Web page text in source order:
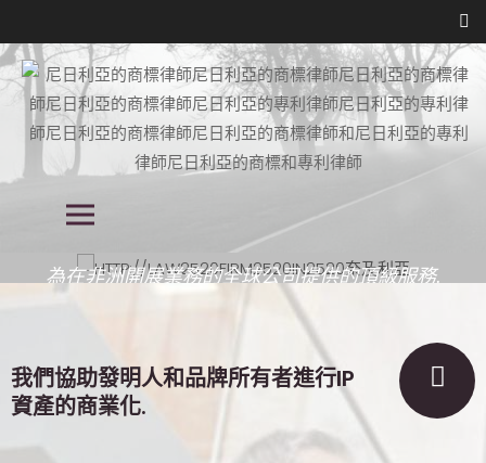
到
內
尼日利亞商標律師事務所, 尼日利亞的
專利律師事務所, 尼日利亞的知識產權
律師事務所,
在尼日利亞, 尼日利亞的知識產權律師事務所
律師事務所在尼日利亞
為在非洲開展業務的全球公司提供的頂級服務.
我們幫助我們的客戶在尼日利亞提供合法的商業
細節
我們協助發明人和品牌所有者進行IP
資產的商業化.